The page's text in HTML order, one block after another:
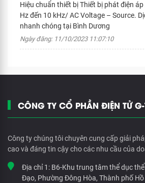
Hiệu chuẩn thiết bị Thiết bị phát điện
Hz đến 10 kHz/ AC Voltage – Source.
nhanh chóng tại Bình Dương
Ngày đăng: 11/10/2023 11:07:10
CÔNG TY CỔ PHẦN ĐIỆN TỬ G-
Công ty chúng tôi chuyên cung cấp giải
cao và đáng tin cậy cho các nhu cầu của
Địa chỉ 1: B6-Khu trung tâm thể dục
Đạo, Phường Đông Hòa, Thành phố